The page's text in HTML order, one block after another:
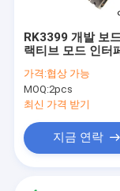
뉴스
경우
RK3399 개발 보
랙티브 모드 인터
EDP 인터페이스
해상도
가격:협상 가능
MOQ:2pcs
최신 가격 받기
지금 연락